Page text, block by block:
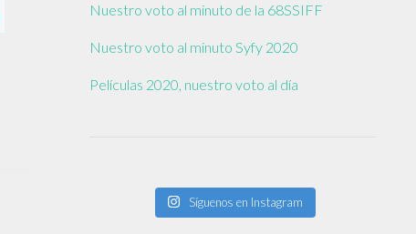
Nuestro voto al minuto de la 68SSIFF
Nuestro voto al minuto Syfy 2020
Películas 2020, nuestro voto al día
Síguenos en Instagram